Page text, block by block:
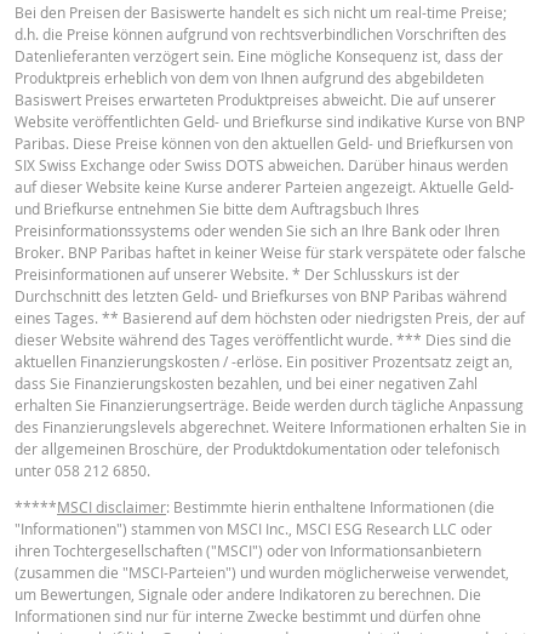
HALTEPERIODE
1 Tag 1 Woche 1 Jahr
AKTUELLE
SITUATION
NEUE
SITUATION
Referenzkurs 591.961
-
Finanzierungslevel
359.1
-
Stop Loss Level
359.1
-
Abstand zum Stop
Loss (in %)
39.34% -
Wert Position (CHF) 19.60
Knock-Out
Warrant (open
end) (CHF)
19.60 -
English PDF
TERMSHEET
Deutsch (Schweiz)
FINAL TERMS
Deutsch (Schweiz)
BASISINFORMATIONSBLATT
Key Information Document (DE)
Bei den Preisen der Basiswerte handelt es sich nicht um real-time Preise;
d.h. die Preise können aufgrund von rechtsverbindlichen Vorschriften des
Datenlieferanten verzögert sein. Eine mögliche Konsequenz ist, dass der
Produktpreis erheblich von dem von Ihnen aufgrund des abgebildeten
Basiswert Preises erwarteten Produktpreises abweicht. Die auf unserer
Website veröffentlichten Geld- und Briefkurse sind indikative Kurse von BNP
Paribas. Diese Preise können von den aktuellen Geld- und Briefkursen von
SIX Swiss Exchange oder Swiss DOTS abweichen. Darüber hinaus werden
auf dieser Website keine Kurse anderer Parteien angezeigt. Aktuelle Geld-
und Briefkurse entnehmen Sie bitte dem Auftragsbuch Ihres
Preisinformationssystems oder wenden Sie sich an Ihre Bank oder Ihren
Broker. BNP Paribas haftet in keiner Weise für stark verspätete oder falsche
Preisinformationen auf unserer Website. * Der Schlusskurs ist der
Durchschnitt des letzten Geld- und Briefkurses von BNP Paribas während
eines Tages. ** Basierend auf dem höchsten oder niedrigsten Preis, der auf
dieser Website während des Tages veröffentlicht wurde. *** Dies sind die
aktuellen Finanzierungskosten / -erlöse. Ein positiver Prozentsatz zeigt an,
dass Sie Finanzierungskosten bezahlen, und bei einer negativen Zahl
erhalten Sie Finanzierungserträge. Beide werden durch tägliche Anpassung
des Finanzierungslevels abgerechnet. Weitere Informationen erhalten Sie in
der allgemeinen Broschüre, der Produktdokumentation oder telefonisch
unter 058 212 6850.
*****MSCI disclaimer: Bestimmte hierin enthaltene Informationen (die
"Informationen") stammen von MSCI Inc., MSCI ESG Research LLC oder
ihren Tochtergesellschaften ("MSCI") oder von Informationsanbietern
(zusammen die "MSCI-Parteien") und wurden möglicherweise verwendet,
um Bewertungen, Signale oder andere Indikatoren zu berechnen. Die
Informationen sind nur für interne Zwecke bestimmt und dürfen ohne